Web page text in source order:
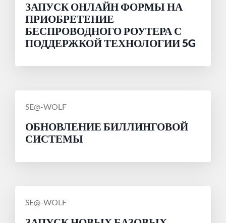
ЗАПУСК ОНЛАЙН ФОРМЫ НА
ПРИОБРЕТЕНИЕ
БЕСПРОВОДНОГО РОУТЕРА С
ПОДДЕРЖКОЙ ТЕХНОЛОГИИ 5G
СООБЩЕНИЕ
SE@-WOLF
ОБНОВЛЕНИЕ БИЛЛИНГОВОЙ
СИСТЕМЫ
СООБЩЕНИЕ
SE@-WOLF